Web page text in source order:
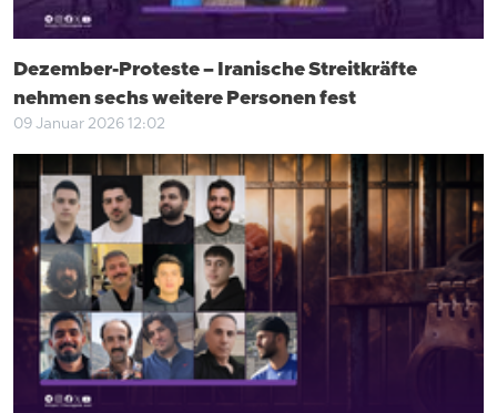
Dezember-Proteste – Iranische Streitkräfte
nehmen sechs weitere Personen fest
09 Januar 2026 12:02